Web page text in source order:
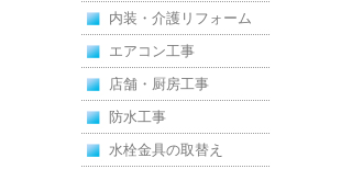
内装・介護リフォーム
エアコン工事
店舗・厨房工事
防水工事
水栓金具の取替え